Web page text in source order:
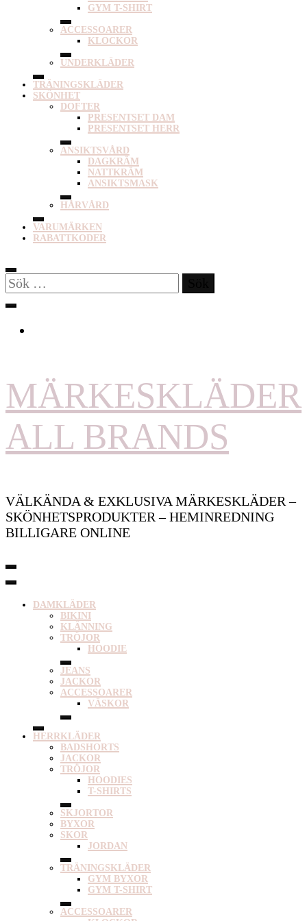
GYM T-SHIRT
ACCESSOARER
KLOCKOR
UNDERKLÄDER
TRÄNINGSKLÄDER
SKÖNHET
DOFTER
PRESENTSET DAM
PRESENTSET HERR
ANSIKTSVÅRD
DAGKRÄM
NATTKRÄM
ANSIKTSMASK
HÅRVÅRD
VARUMÄRKEN
RABATTKODER
Sök
efter:
MÄRKESKLÄDER
ALL BRANDS
VÄLKÄNDA & EXKLUSIVA MÄRKESKLÄDER –
SKÖNHETSPRODUKTER – HEMINREDNING
BILLIGARE ONLINE
DAMKLÄDER
BIKINI
KLÄNNING
TRÖJOR
HOODIE
JEANS
JACKOR
ACCESSOARER
VÄSKOR
HERRKLÄDER
BADSHORTS
JACKOR
TRÖJOR
HOODIES
T-SHIRTS
SKJORTOR
BYXOR
SKOR
JORDAN
TRÄNINGSKLÄDER
GYM BYXOR
GYM T-SHIRT
ACCESSOARER